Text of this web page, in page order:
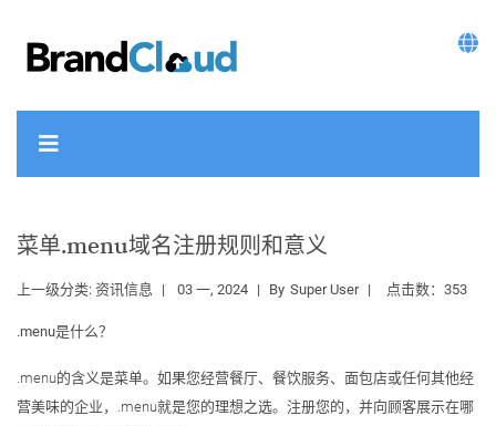
菜单.menu域名注册规则和意义
上一级分类: 资讯信息 03 一, 2024 By Super User 点击数：353
.menu是什么？
.menu的含义是菜单。如果您经营餐厅、餐饮服务、面包店或任何其他经
营美味的企业，.menu就是您的理想之选。注册您的，并向顾客展示在哪